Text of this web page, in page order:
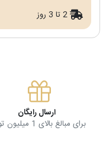
2 تا 3 روز
ارسال رایگان
برای مبالغ بالای 1 میلیون تومان